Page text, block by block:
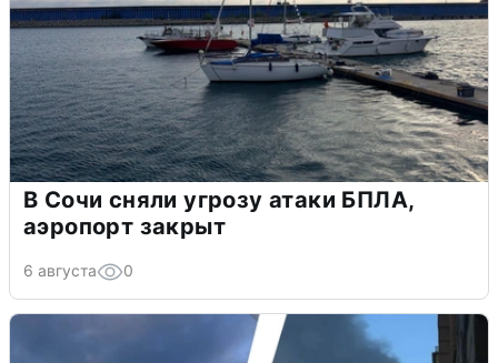
В Сочи сняли угрозу атаки БПЛА,
аэропорт закрыт
6 августа 0